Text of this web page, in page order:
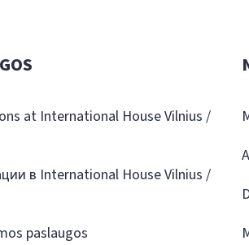
at International House Vilnius /
в International House Vilnius /
paslaugos